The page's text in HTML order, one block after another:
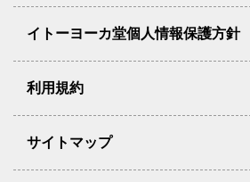
イトーヨーカ堂個人情報保護方針
利用規約
サイトマップ